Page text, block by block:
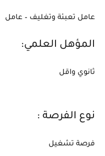
عامل تعبئة وتغليف – عامل
المؤهل العلمي:
ثانوي واقل
نوع الفرصة :
فرصة تشغيل